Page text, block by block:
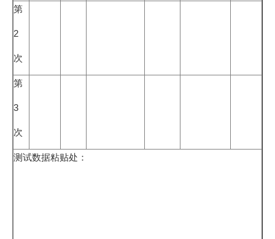
第
2
次
第
3
次
测试数据粘贴处：